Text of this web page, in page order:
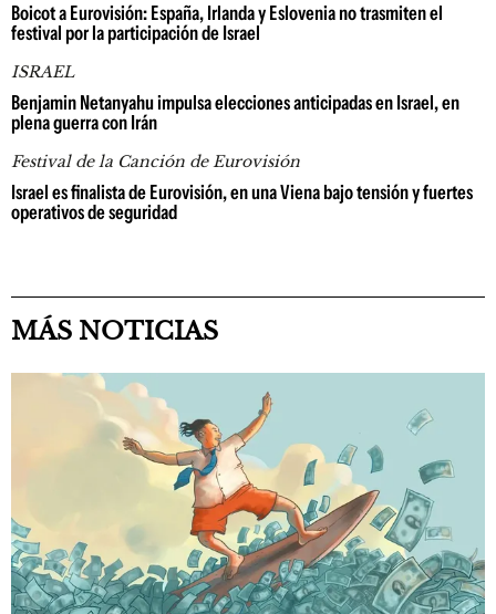
Boicot a Eurovisión: España, Irlanda y Eslovenia no trasmiten el
festival por la participación de Israel
ISRAEL
Benjamin Netanyahu impulsa elecciones anticipadas en Israel, en
plena guerra con Irán
Festival de la Canción de Eurovisión
Israel es finalista de Eurovisión, en una Viena bajo tensión y fuertes
operativos de seguridad
MÁS NOTICIAS